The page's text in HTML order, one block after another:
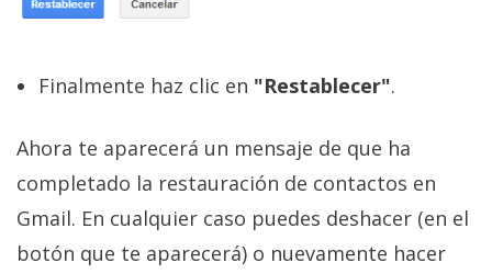
Finalmente haz clic en "Restablecer".
Ahora te aparecerá un mensaje de que ha
completado la restauración de contactos en
Gmail. En cualquier caso puedes deshacer (en el
botón que te aparecerá) o nuevamente hacer